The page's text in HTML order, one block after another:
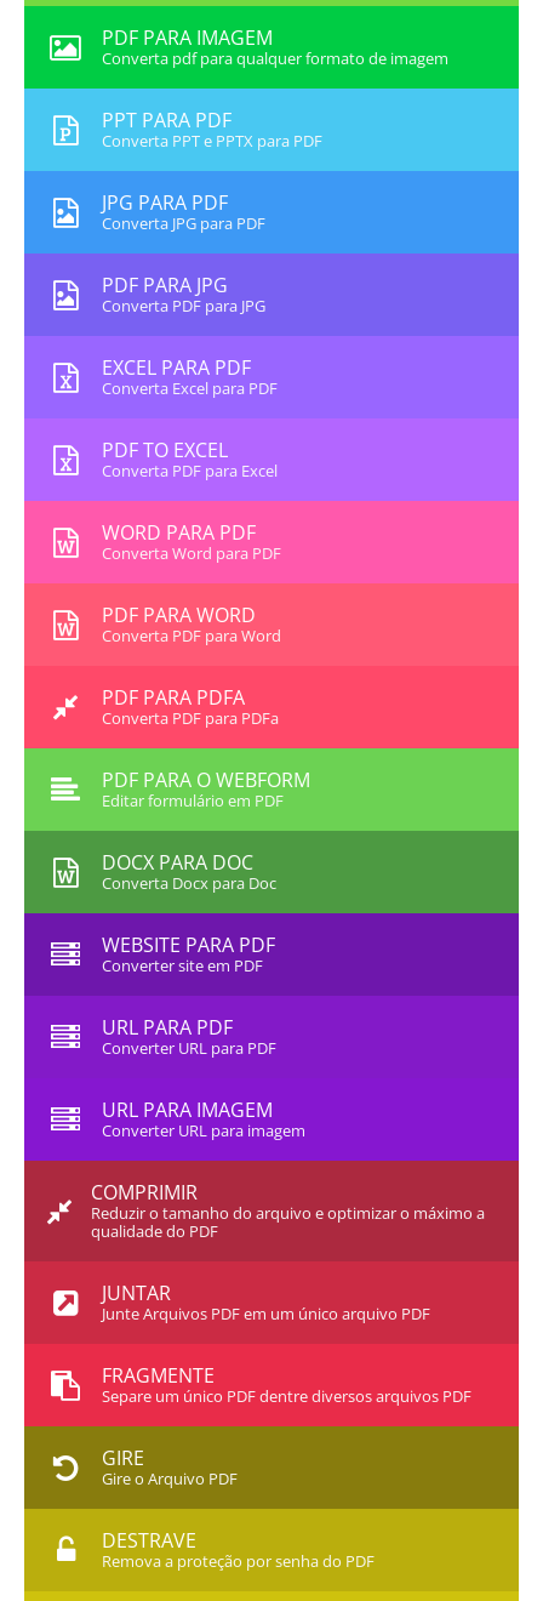
PDF PARA IMAGEM
Converta pdf para qualquer formato de imagem
PPT PARA PDF
Converta PPT e PPTX para PDF
JPG PARA PDF
Converta JPG para PDF
PDF PARA JPG
Converta PDF para JPG
EXCEL PARA PDF
Converta Excel para PDF
PDF TO EXCEL
Converta PDF para Excel
WORD PARA PDF
Converta Word para PDF
PDF PARA WORD
Converta PDF para Word
PDF PARA PDFA
Converta PDF para PDFa
PDF PARA O WEBFORM
Editar formulário em PDF
DOCX PARA DOC
Converta Docx para Doc
WEBSITE PARA PDF
Converter site em PDF
URL PARA PDF
Converter URL para PDF
URL PARA IMAGEM
Converter URL para imagem
COMPRIMIR
Reduzir o tamanho do arquivo e optimizar o máximo a
qualidade do PDF
JUNTAR
Junte Arquivos PDF em um único arquivo PDF
FRAGMENTE
Separe um único PDF dentre diversos arquivos PDF
GIRE
Gire o Arquivo PDF
DESTRAVE
Remova a proteção por senha do PDF